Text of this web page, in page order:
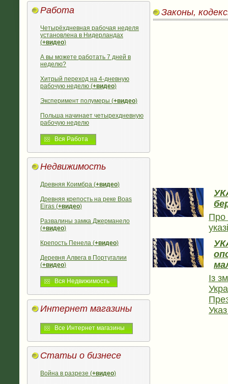
Законы,
Про
Із
Работа
Четырёхдневная рабочая неделя
установлена в Нидерландах
(+видео)
А вы можете работать 7 дней в
неделю?
Хитрый переход на 4-дневную
рабочую неделю (+видео)
Эксперимент полумеры (+видео)
Польша начинает четырехдневную
рабочую неделю
Вся Работа
Недвижимость
Древняя Коимбра (+видео)
Древняя крепость на реке Boas
Eiras (+видео)
Развалины замка Джерманело
(+видео)
Крепость Пенела (+видео)
Деревня Алвега в Португалии
(+видео)
Вся Недвижимость
Интернет магазины
Все Интернет магазины
Статьи о бизнесе
Война в разрезе (+видео)